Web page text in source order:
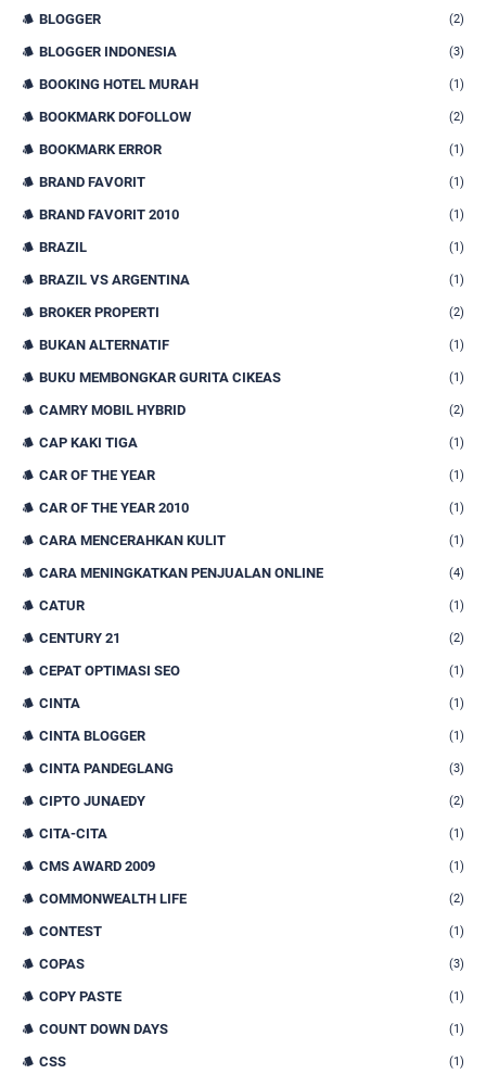
BLOGGER (2)
BLOGGER INDONESIA (3)
BOOKING HOTEL MURAH (1)
BOOKMARK DOFOLLOW (2)
BOOKMARK ERROR (1)
BRAND FAVORIT (1)
BRAND FAVORIT 2010 (1)
BRAZIL (1)
BRAZIL VS ARGENTINA (1)
BROKER PROPERTI (2)
BUKAN ALTERNATIF (1)
BUKU MEMBONGKAR GURITA CIKEAS (1)
CAMRY MOBIL HYBRID (2)
CAP KAKI TIGA (1)
CAR OF THE YEAR (1)
CAR OF THE YEAR 2010 (1)
CARA MENCERAHKAN KULIT (1)
CARA MENINGKATKAN PENJUALAN ONLINE (4)
CATUR (1)
CENTURY 21 (2)
CEPAT OPTIMASI SEO (1)
CINTA (1)
CINTA BLOGGER (1)
CINTA PANDEGLANG (3)
CIPTO JUNAEDY (2)
CITA-CITA (1)
CMS AWARD 2009 (1)
COMMONWEALTH LIFE (2)
CONTEST (1)
COPAS (3)
COPY PASTE (1)
COUNT DOWN DAYS (1)
CSS (1)